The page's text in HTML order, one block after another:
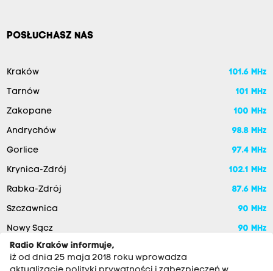
POSŁUCHASZ NAS
Kraków 101.6 MHz
Tarnów 101 MHz
Zakopane 100 MHz
Andrychów 98.8 MHz
Gorlice 97.4 MHz
Krynica-Zdrój 102.1 MHz
Rabka-Zdrój 87.6 MHz
Szczawnica 90 MHz
Nowy Sącz
90 MHz
Radio Kraków informuje,
iż od dnia 25 maja 2018 roku wprowadza